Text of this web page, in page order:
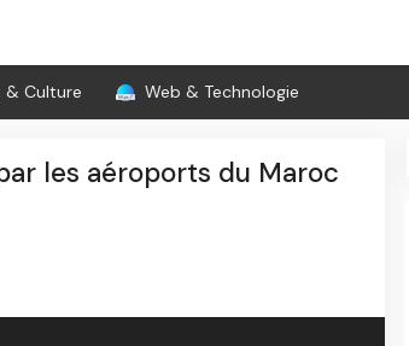
& Culture Web & Technologie
les aéroports du Maroc